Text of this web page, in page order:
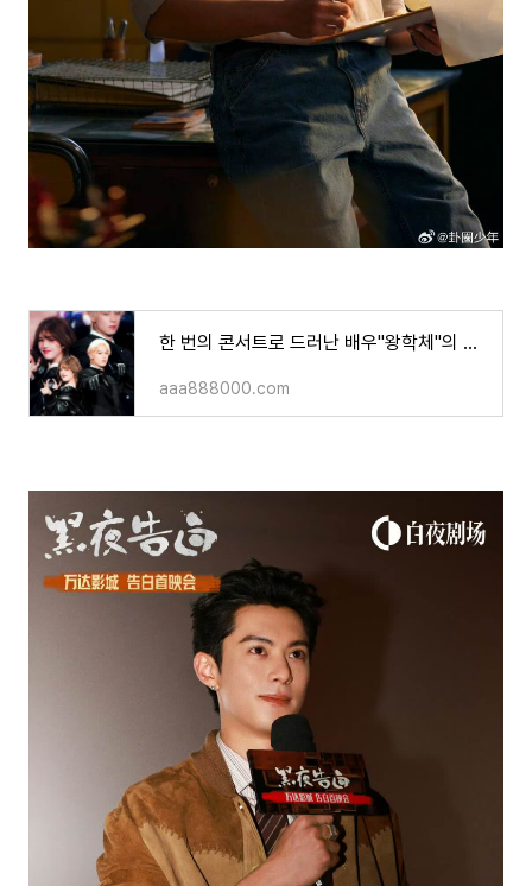
한 번의 콘서트로 드러난 배우"왕학체"의 진짜 인품!이번에 그를 지지한 사람은 배우 조로사뿐만
aaa888000.com